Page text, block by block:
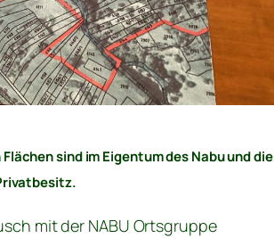
sind im Eigentum des Nabu und die
mit der NABU Ortsgruppe